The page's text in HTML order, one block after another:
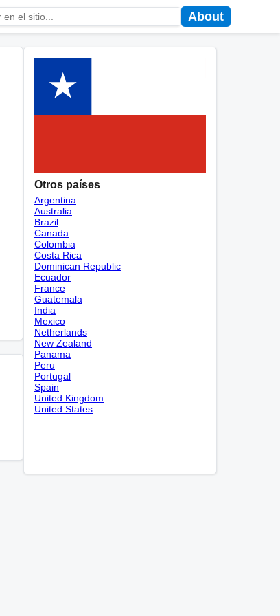
About
Otros países
Argentina
Australia
Brazil
Canada
Colombia
Costa Rica
Dominican Republic
Ecuador
France
Guatemala
India
Mexico
Netherlands
New Zealand
Panama
Peru
Portugal
Spain
United Kingdom
United States